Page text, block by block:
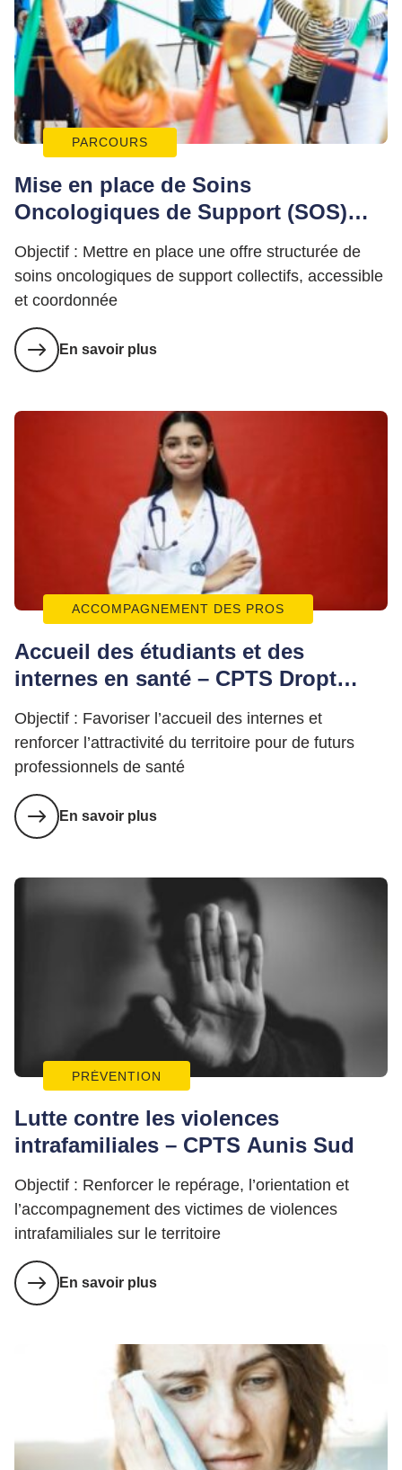
PARCOURS
Mise en place de Soins
Oncologiques de Support (SOS)
collectifs – CPTS Ouest Corrèze
Objectif : Mettre en place une offre structurée de
soins oncologiques de support collectifs, accessible
et coordonnée
En savoir plus
ACCOMPAGNEMENT DES PROS
Accueil des étudiants et des
internes en santé – CPTS Dropt
Objectif : Favoriser l’accueil des internes et
renforcer l’attractivité du territoire pour de futurs
professionnels de santé
En savoir plus
PRÉVENTION
Lutte contre les violences
intrafamiliales – CPTS Aunis Sud
Objectif : Renforcer le repérage, l’orientation et
l’accompagnement des victimes de violences
intrafamiliales sur le territoire
En savoir plus